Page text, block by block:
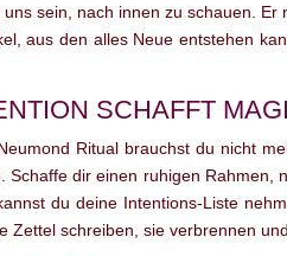
sein, nach innen zu schauen.
aus den alles Neue entstehen
SCHAFFT
Ritual brauchst du nicht
Schaffe dir einen ruhigen Rahmen,
du deine Intentions-Liste
Zettel schreiben, sie verbrennen